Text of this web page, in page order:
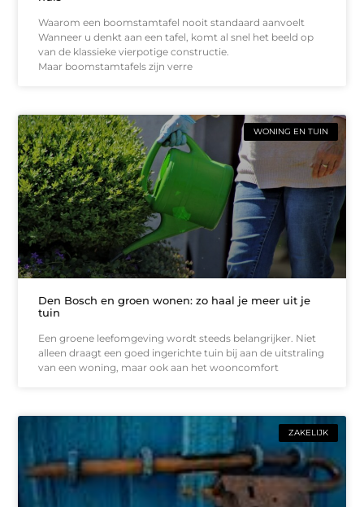
Waarom een boomstamtafel nooit standaard aanvoelt
Wanneer u denkt aan een tafel, komt al snel het beeld op
van de klassieke vierpotige constructie.
Maar boomstamtafels zijn verre
WONING EN TUIN
Den Bosch en groen wonen: zo haal je meer uit je
tuin
Een groene leefomgeving wordt steeds belangrijker. Niet
alleen draagt een goed ingerichte tuin bij aan de uitstraling
van een woning, maar ook aan het wooncomfort
ZAKELIJK